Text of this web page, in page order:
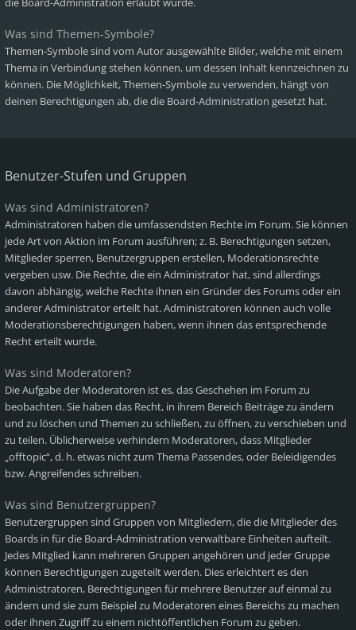
Was sind Themen-Symbole?
Themen-Symbole sind vom Autor ausgewählte Bilder, welche mit einem
Thema in Verbindung stehen können, um dessen Inhalt kennzeichnen zu
können. Die Möglichkeit, Themen-Symbole zu verwenden, hängt von
deinen Berechtigungen ab, die die Board-Administration gesetzt hat.
Benutzer-Stufen und Gruppen
Was sind Administratoren?
Administratoren haben die umfassendsten Rechte im Forum. Sie können
jede Art von Aktion im Forum ausführen; z. B. Berechtigungen setzen,
Mitglieder sperren, Benutzergruppen erstellen, Moderationsrechte
vergeben usw. Die Rechte, die ein Administrator hat, sind allerdings
davon abhängig, welche Rechte ihnen ein Gründer des Forums oder ein
anderer Administrator erteilt hat. Administratoren können auch volle
Moderationsberechtigungen haben, wenn ihnen das entsprechende
Recht erteilt wurde.
Was sind Moderatoren?
Die Aufgabe der Moderatoren ist es, das Geschehen im Forum zu
beobachten. Sie haben das Recht, in ihrem Bereich Beiträge zu ändern
und zu löschen und Themen zu schließen, zu öffnen, zu verschieben und
zu teilen. Üblicherweise verhindern Moderatoren, dass Mitglieder
„offtopic“, d. h. etwas nicht zum Thema Passendes, oder Beleidigendes
bzw. Angreifendes schreiben.
Was sind Benutzergruppen?
Benutzergruppen sind Gruppen von Mitgliedern, die die Mitglieder des
Boards in für die Board-Administration verwaltbare Einheiten aufteilt.
Jedes Mitglied kann mehreren Gruppen angehören und jeder Gruppe
können Berechtigungen zugeteilt werden. Dies erleichtert es den
Administratoren, Berechtigungen für mehrere Benutzer auf einmal zu
ändern und sie zum Beispiel zu Moderatoren eines Bereichs zu machen
oder ihnen Zugriff zu einem nichtöffentlichen Forum zu geben.